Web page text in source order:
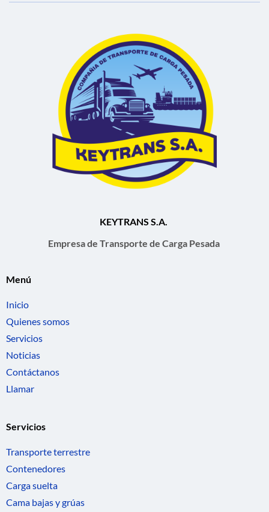
KEYTRANS S.A.
Empresa de Transporte de Carga Pesada
Menú
Inicio
Quienes somos
Servicios
Noticias
Contáctanos
Llamar
Servicios
Transporte terrestre
Contenedores
Carga suelta
Cama bajas y grúas